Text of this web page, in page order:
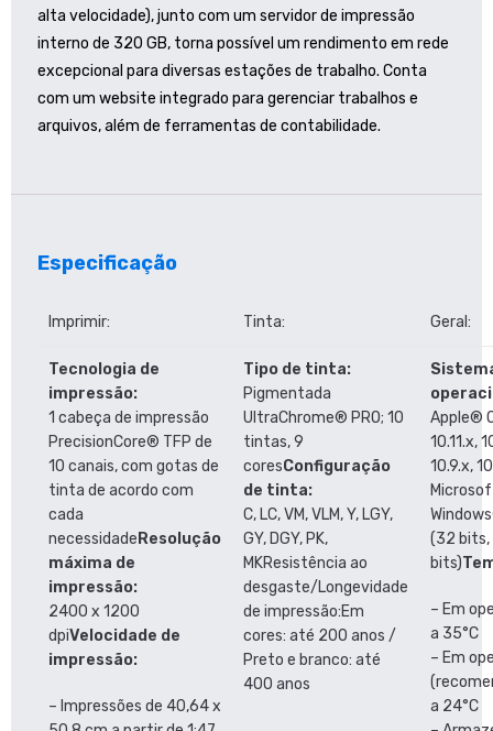
alta velocidade), junto com um servidor de impressão
interno de 320 GB, torna possível um rendimento em rede
excepcional para diversas estações de trabalho. Conta
com um website integrado para gerenciar trabalhos e
arquivos, além de ferramentas de contabilidade.
Especificação
Imprimir: Tinta: Geral:
Tecnologia de
impressão:
1 cabeça de impressão
PrecisionCore® TFP de
10 canais, com gotas de
tinta de acordo com
cada
necessidade Resolução
máxima de
impressão:
2400 x 1200
dpiVelocidade de
impressão:
– Impressões de 40,64 x
Tipo de tinta:
Pigmentada
UltraChrome® PRO; 10
tintas, 9
coresConfiguração
de tinta:
C, LC, VM, VLM, Y, LGY,
GY, DGY, PK,
MKResistência ao
desgaste/Longevidade
de impressão:Em
cores: até 200 anos /
Preto e branco: até
400 anos
Apple®
10.11.x,
10.9.x,
(32 bits,
bits)
– Em
a 35°C
– Em
a 24°C